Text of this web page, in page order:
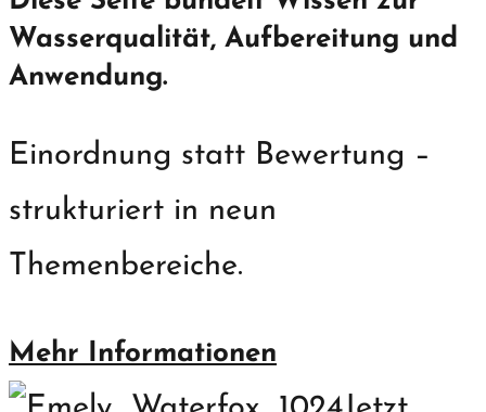
Wasserqualität, Aufbereitung und
Anwendung.
Einordnung statt Bewertung –
strukturiert in neun
Themenbereiche.
Mehr Informationen